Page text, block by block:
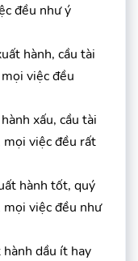
đều như ý
hành, cầu tài
việc đều
xấu, cầu tài
mọi việc đều rất
hành tốt, quý
việc đều như
hành dầu ít hay